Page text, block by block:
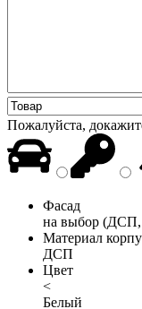
Пожалуйста,
Фасад
на выбор
Материал
ДСП
Цвет
<
Белый